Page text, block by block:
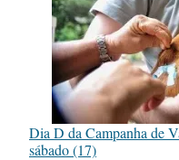
Dia D da Campanha de
sábado (17)